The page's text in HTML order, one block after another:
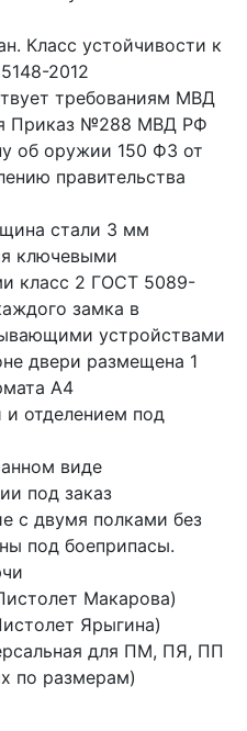
Класс устойчивости к
2012
требованиям МВД
Приказ №288 МВД РФ
об оружии 150 ФЗ от
правительства
стали 3 мм
ключевыми
класс 2 ГОСТ 5089-
замка в
устройствами
двери размещена 1
А4
и отделением под
виде
под заказ
с двумя полками без
под боеприпасы.
Макарова)
Ярыгина)
для ПМ, ПЯ, ПП
по размерам)